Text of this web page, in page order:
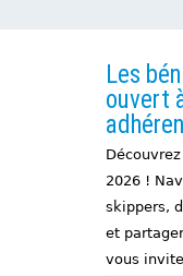
Les
ouvert
2026 !
skippers,
et
vous